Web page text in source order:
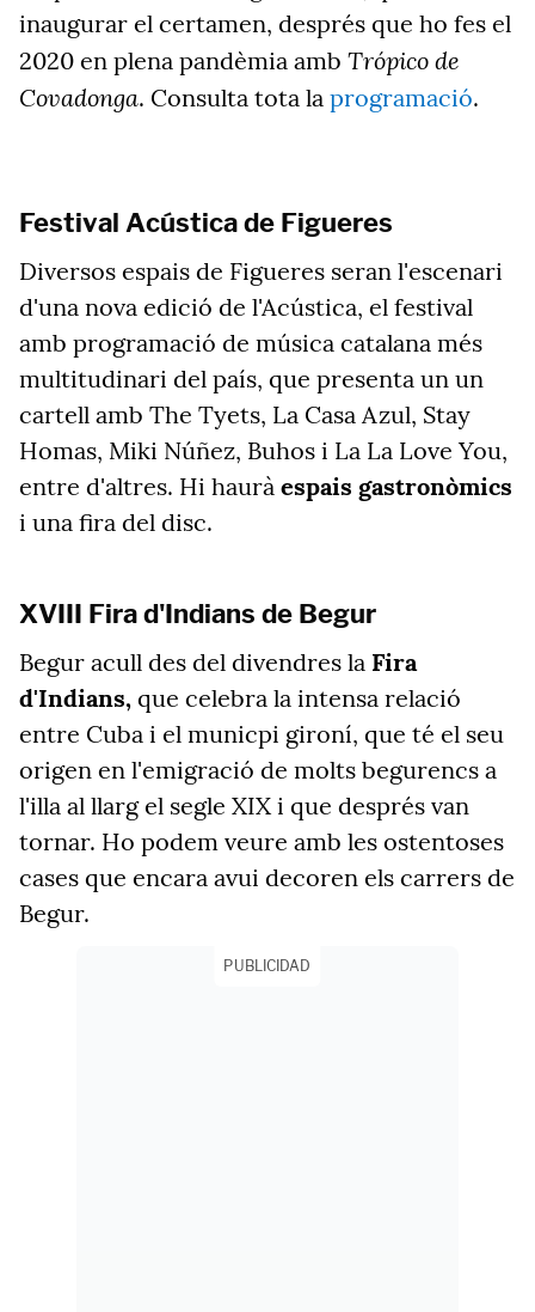
inaugurar el certamen, després que ho fes el
2020 en plena pandèmia amb Trópico de
Covadonga. Consulta tota la programació.
Festival Acústica de Figueres
Diversos espais de Figueres seran l'escenari
d'una nova edició de l'Acústica, el festival
amb programació de música catalana més
multitudinari del país, que presenta un un
cartell amb The Tyets, La Casa Azul, Stay
Homas, Miki Núñez, Buhos i La La Love You,
entre d'altres. Hi haurà espais gastronòmics
i una fira del disc.
XVIII Fira d'Indians de Begur
Begur acull des del divendres la Fira
d'Indians, que celebra la intensa relació
entre Cuba i el municpi gironí, que té el seu
origen en l'emigració de molts begurencs a
l'illa al llarg el segle XIX i que després van
tornar. Ho podem veure amb les ostentoses
cases que encara avui decoren els carrers de
Begur.
PUBLICIDAD